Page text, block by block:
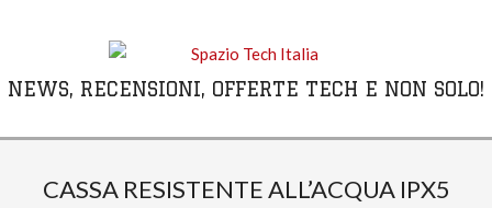
NEWS, RECENSIONI, OFFERTE TECH E NON SOLO!
CASSA RESISTENTE ALL’ACQUA IPX5